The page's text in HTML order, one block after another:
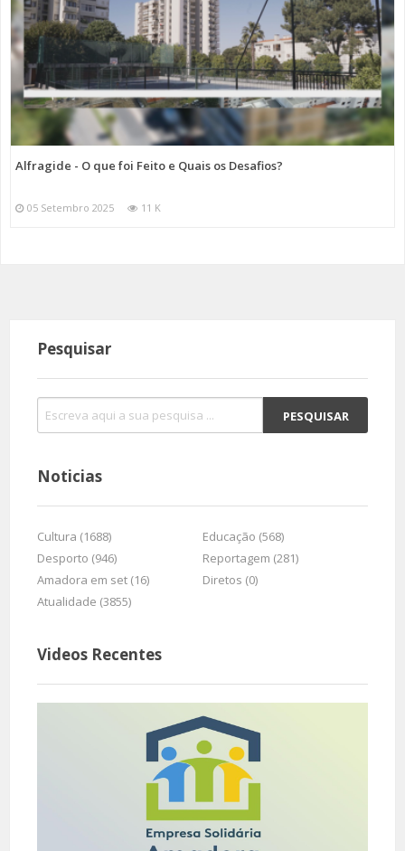
Alfragide - O que foi Feito e Quais os Desafios?
05 Setembro 2025 11 K
Pesquisar
Noticias
Cultura (1688)
Educação (568)
Desporto (946)
Reportagem (281)
Amadora em set (16)
Diretos (0)
Atualidade (3855)
Videos Recentes